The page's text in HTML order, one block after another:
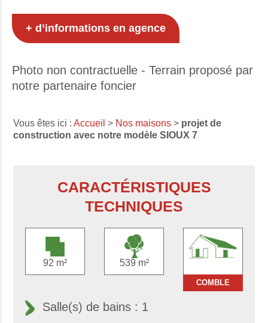
+ d’informations en agence
Photo non contractuelle - Terrain proposé par
notre partenaire foncier
Vous êtes ici :Accueil > Nos maisons > projet de
construction avec notre modèle SIOUX 7
CARACTÉRISTIQUES
TECHNIQUES
92 m² 539 m²
COMBLE
Salle(s) de bains : 1